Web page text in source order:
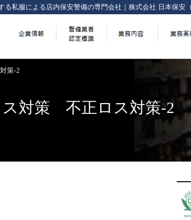
る私服による店内保安警備の専門会社 株式会社 日本保安
策-2
ス対策 不正ロス対策-2